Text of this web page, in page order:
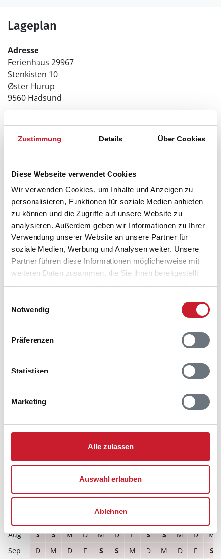
Zustimmung Details Über Cookies
Diese Webseite verwendet Cookies
Wir verwenden Cookies, um Inhalte und Anzeigen zu
personalisieren, Funktionen für soziale Medien anbieten
zu können und die Zugriffe auf unsere Website zu
analysieren. Außerdem geben wir Informationen zu Ihrer
Verwendung unserer Website an unsere Partner für
soziale Medien, Werbung und Analysen weiter. Unsere
Partner führen diese Informationen möglicherweise mit
weiteren Daten zusammen, die Sie ihnen bereitgestellt
haben oder die sie im Rahmen Ihrer Nutzung der Dienste
Notwendig
Präferenzen
Statistiken
Marketing
Alle zulassen
Auswahl erlauben
Ablehnen
Lageplan
Adresse
Ferienhaus 29967
Stenkisten 10
Øster Hurup
9560 Hadsund
Belegungskalender
Reisedauer auswählen
Sie bekommen Verfügbarkeit und Preis angezeigt
Anzahl Reisende
Reisezeitraumes auch Änderungen bei der
können.
belegt gewählter Zeitraum
S
S M D M D F S S M D
M
D
M D F S S M D M D F
S